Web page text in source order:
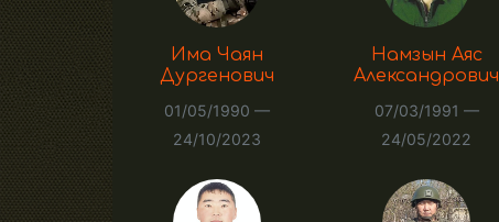
Има Чаян
Дургенович
01/05/1990 —
24/10/2023
Намзын Аяс
Александрович
07/03/1991 —
24/05/2022